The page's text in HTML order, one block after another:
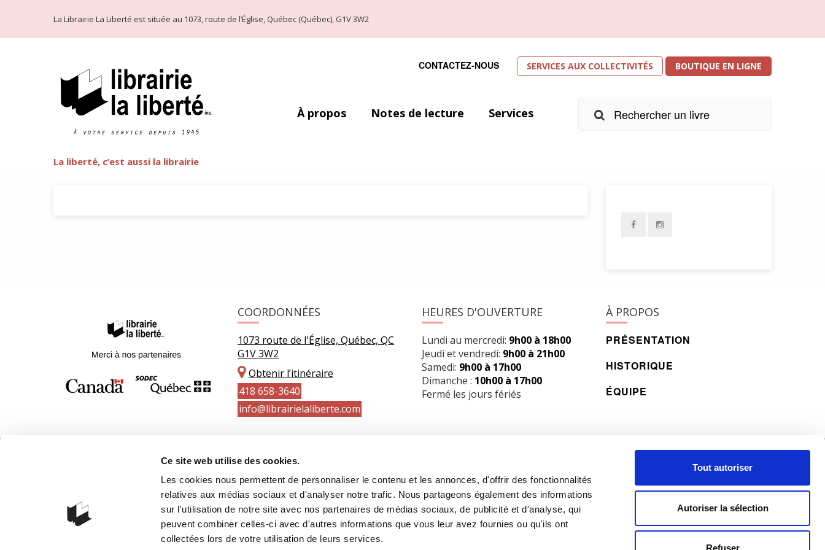
Ce site web utilise des cookies.
Les cookies nous permettent de personnaliser le contenu et les annonces, d'offrir des fonctionnalités
relatives aux médias sociaux et d'analyser notre trafic. Nous partageons également des informations
sur l'utilisation de notre site avec nos partenaires de médias sociaux, de publicité et d'analyse, qui
peuvent combiner celles-ci avec d'autres informations que vous leur avez fournies ou qu'ils ont
collectées lors de votre utilisation de leurs services.
Tout autoriser
Autoriser la sélection
Refuser
La Librairie La Liberté est située au 1073, route de l’Église, Québec (Québec), G1V 3W2
La liberté, c’est aussi la librairie
CONTACTEZ-NOUS SERVICES AUX COLLECTIVITÉS BOUTIQUE EN LIGNE
À propos Notes de lecture Services
COORDONNÉES
1073 route de l'Église, Québec, QC
G1V 3W2
Obtenir l’itinéraire
418 658-3640
info@librairielaliberte.com
HEURES D'OUVERTURE
Lundi au mercredi: 9h00 à 18h00
Jeudi et vendredi: 9h00 à 21h00
Samedi: 9h00 à 17h00
Dimanche : 10h00 à 17h00
Fermé les jours fériés
À PROPOS
PRÉSENTATION
HISTORIQUE
ÉQUIPE
© 2026 All rights reserved.